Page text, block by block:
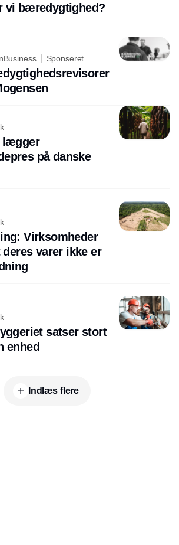
vi bæredygtighed?
Sponseret
lægger
på danske
Virksomheder
varer ikke er
satser stort
enhed
Indlæs flere